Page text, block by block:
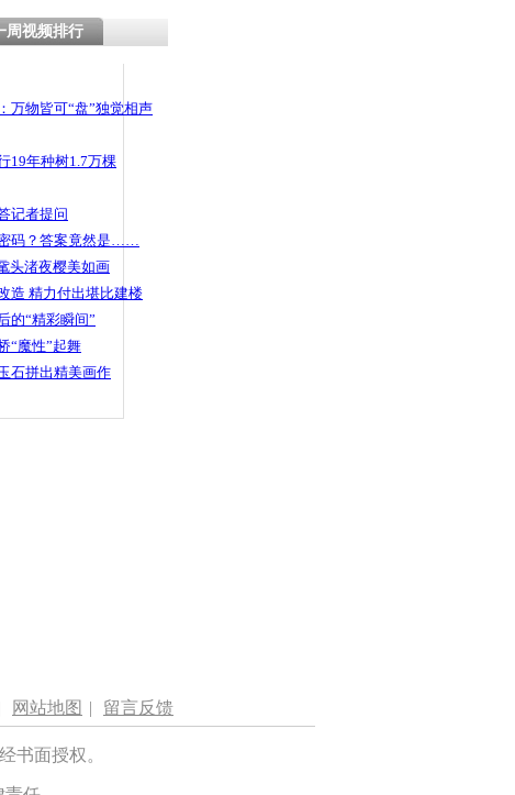
周视频排行
万物皆可“盘”独觉相声
19年种树1.7万棵
记者提问
码？答案竟然是……
头渚夜樱美如画
造 精力付出堪比建楼
的“精彩瞬间”
“魔性”起舞
石拼出精美画作
网站地图 | 留言反馈
书面授权。